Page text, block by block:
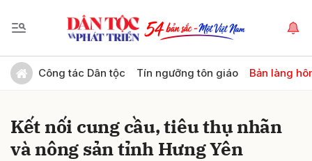
Công tác Dân tộc Tín ngưỡng tôn giáo Bản làng
Kết nối cung cầu, tiêu thụ nhãn
và nông sản tỉnh Hưng Yên
Gửi bình luận